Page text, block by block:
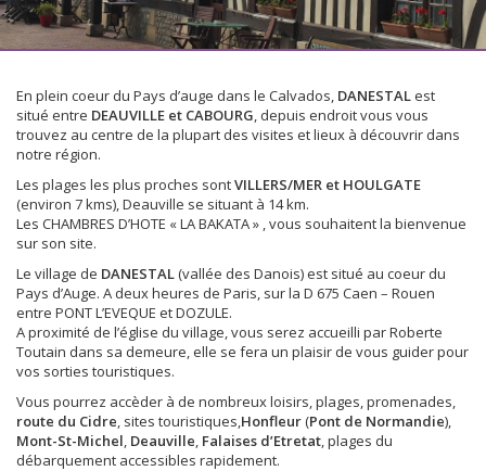
En plein coeur du Pays d’auge dans le Calvados, DANESTALest
situé entre DEAUVILLE et CABOURG, depuis endroit vous vous
trouvez au centre de la plupart des visites et lieux à découvrir dans
notre région.
Les plages les plus proches sontVILLERS/MER et HOULGATE
(environ 7 kms), Deauville se situant à 14 km.
Les CHAMBRES D’HOTE « LA BAKATA » , vous souhaitent la bienvenue
sur son site.
Le village de DANESTAL(vallée des Danois) est situé au coeur du
Pays d’Auge. A deux heures de Paris, sur la D 675 Caen – Rouen
entre PONT L’EVEQUE et DOZULE.
A proximité de l’église du village, vous serez accueilli par Roberte
Toutain dans sa demeure, elle se fera un plaisir de vous guider pour
vos sorties touristiques.
Vous pourrez accèder à de nombreux loisirs, plages, promenades,
route du Cidre, sites touristiques,Honfleur(Pont de Normandie),
Mont-St-Michel, Deauville, Falaises d’Etretat, plages du
débarquement accessibles rapidement.